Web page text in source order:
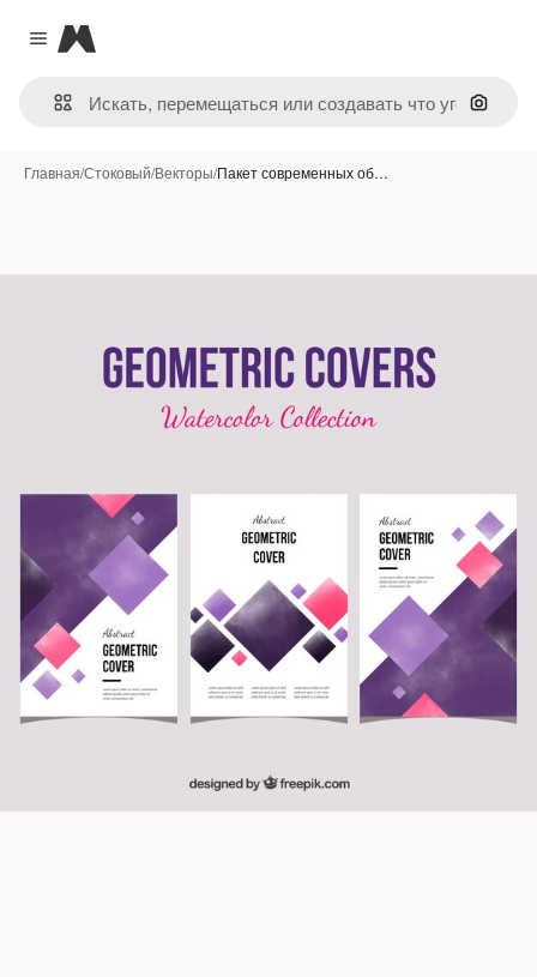
Close menu
Magnific
Поиск
Главная/Стоковый/Векторы/Пакет современных об…